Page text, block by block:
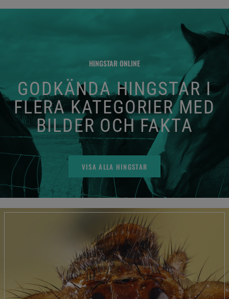
HINGSTAR ONLINE
GODKÄNDA HINGSTAR I
FLERA KATEGORIER MED
BILDER OCH FAKTA
VISA ALLA HINGSTAR